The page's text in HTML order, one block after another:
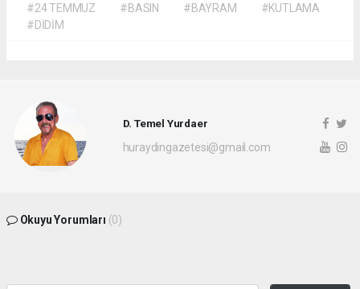
#24 TEMMUZ #BASIN #BAYRAM
#KUTLAMA
#DİDİM
D. Temel Yurdaer
huraydingazetesi@gmail.com
Okuyu Yorumları (0)